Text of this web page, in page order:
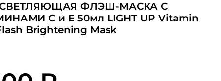
ФЛЭШ-МАСКА С
С и Е 50мл LIGHT UP Vitamin
Brightening Mask